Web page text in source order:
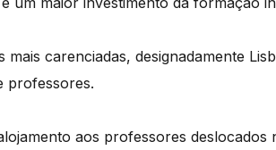
carenciadas, designadamente
professores.
aos professores deslocados